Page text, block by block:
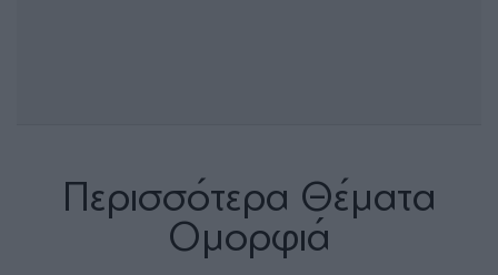
Περισσότερα Θέματα
Ομορφιά